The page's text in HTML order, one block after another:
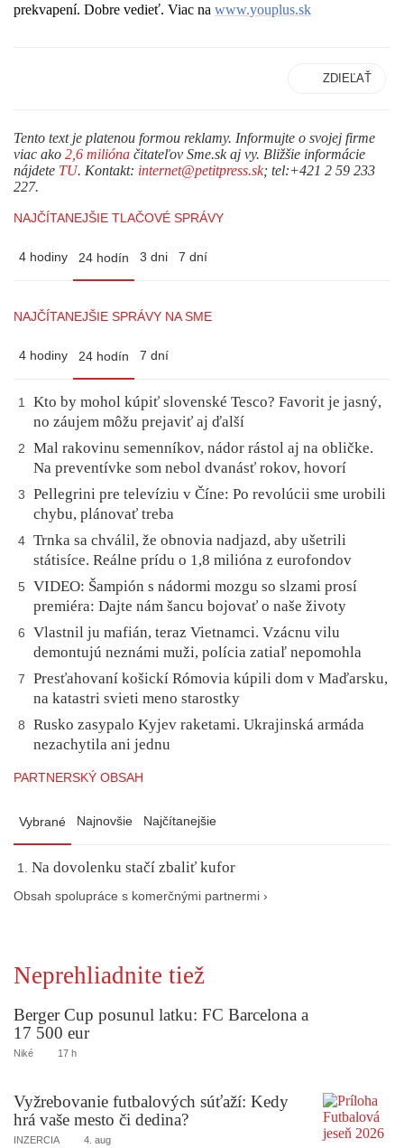
prekvapení. Dobre vedieť. Viac na www.youplus.sk
ZDIEĽAŤ
Tento text je platenou formou reklamy. Informujte o svojej firme
viac ako 2,6 milióna čitateľov Sme.sk aj vy. Bližšie informácie
nájdete TU. Kontakt: internet@petitpress.sk; tel:+421 2 59 233
227.
NAJČÍTANEJŠIE TLAČOVÉ SPRÁVY
4 hodiny 24 hodín 3 dni 7 dní
NAJČÍTANEJŠIE SPRÁVY NA SME
4 hodiny 24 hodín 7 dní
1
Kto by mohol kúpiť slovenské Tesco? Favorit je jasný,
no záujem môžu prejaviť aj ďalší
2
Mal rakovinu semenníkov, nádor rástol aj na obličke.
Na preventívke som nebol dvanásť rokov, hovorí
3
Pellegrini pre televíziu v Číne: Po revolúcii sme urobili
chybu, plánovať treba
4 Trnka sa chválil, že obnovia nadjazd, aby ušetrili
státisíce. Reálne prídu o 1,8 milióna z eurofondov
5
VIDEO: Šampión s nádormi mozgu so slzami prosí
premiéra: Dajte nám šancu bojovať o naše životy
6
Vlastnil ju mafián, teraz Vietnamci. Vzácnu vilu
demontujú neznámi muži, polícia zatiaľ nepomohla
7
Presťahovaní košickí Rómovia kúpili dom v Maďarsku,
na katastri svieti meno starostky
8
Rusko zasypalo Kyjev raketami. Ukrajinská armáda
nezachytila ani jednu
PARTNERSKÝ OBSAH
Vybrané Najnovšie Najčítanejšie
Na dovolenku stačí zbaliť kufor
Obsah spolupráce s komerčnými partnermi ›
Neprehliadnite tiež
Berger Cup posunul latku: FC Barcelona a
17 500 eur
Niké 17 h
Vyžrebovanie futbalových súťaží: Kedy
hrá vaše mesto či dedina?
INZERCIA 4. aug